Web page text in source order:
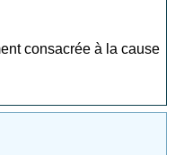
consacrée à la cause